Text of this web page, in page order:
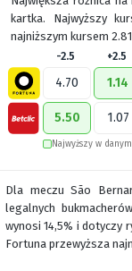
kartka. Najwyższy
najniższym kursem
-2.5 +2.5
4.70 1.14
5.50 1.07
Najwyższy w
Dla meczu São
legalnych
wynosi 14,5% i dotyczy
Fortuna przewyższa